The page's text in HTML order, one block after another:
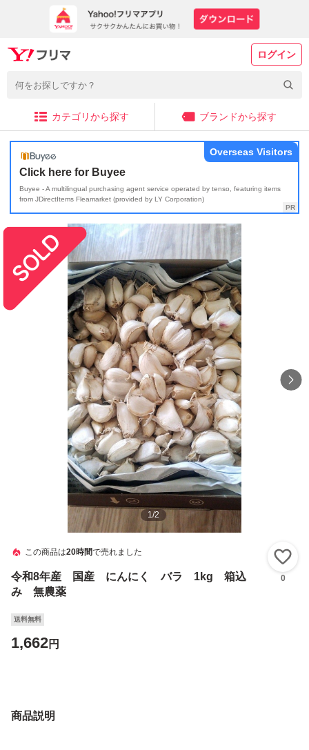
ログイン
カテゴリから探す ブランドから探す
Click here for Buyee
Buyee - A multilingual purchasing agent service operated by tenso, featuring items
from JDirectItems Fleamarket (provided by LY Corporation)
Overseas Visitors
1/2
この商品は20時間で売れました
令和8年産 国産 にんにく バラ 1kg 箱込
み 無農薬
0
送料無料
1,662円
商品説明